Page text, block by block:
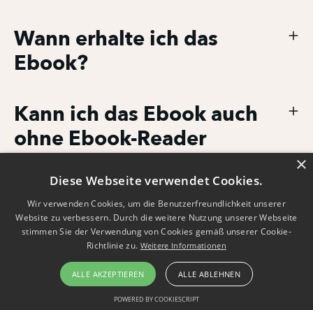
Wann erhalte ich das
Ebook?
Kann ich das Ebook auch
ohne Ebook-Reader
Kann ich das Ebook
zurückgeben?
×
Diese Webseite verwendet Cookies.
Wir verwenden Cookies, um die Benutzerfreundlichkeit unserer
Website zu verbessern. Durch die weitere Nutzung unserer Webseite
stimmen Sie der Verwendung von Cookies gemäß unserer Cookie-
Richtlinie zu. Weitere Informationen
ALLE AKZEPTIEREN ALLE ABLEHNEN
POWERED BY COOKIESCRIPT